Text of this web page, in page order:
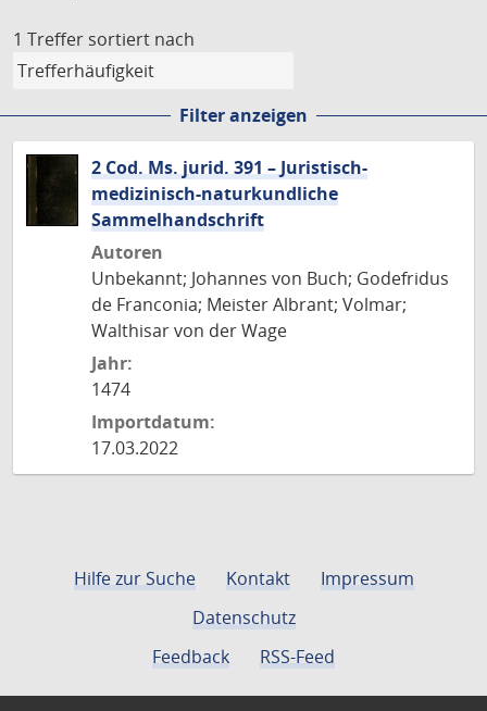
1 Treffer sortiert nach
Filter anzeigen
2 Cod. Ms. jurid. 391 – Juristisch-
medizinisch-naturkundliche
Sammelhandschrift
Autoren
Unbekannt; Johannes von Buch; Godefridus
de Franconia; Meister Albrant; Volmar;
Walthisar von der Wage
Jahr:
1474
Importdatum:
17.03.2022
Hilfe zur Suche Kontakt
Impressum
Datenschutz
Feedback
RSS-Feed